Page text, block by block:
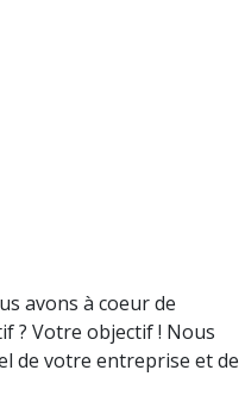
avons à coeur de
? Votre objectif ! Nous
de votre entreprise et de